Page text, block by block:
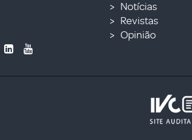
Notícias
Revistas
Opinião